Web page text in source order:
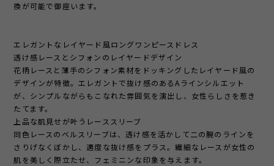
換が可能で御座います。
エレガントなレイヤード風ロングワンピースドレス
透け感レースとシフォンのレイヤードデザイン
花柄レースと薄手のシフォン素材をドッキングしたレイヤード風の
デザインが特徴。エレガントで抜け感のあるAラインシルエット
が、シンプルながらもこなれた雰囲気を演出し、女性らしさを惹き
たてます。
上品な肌見せが叶うレーススリーブ
同色レースのベルスリーブは、透け感を活かして二の腕のラインを
さりげなくぼかし、適度な抜け感をプラス。繊細なレースが女性の
肌を美しく際立たせ、フェミニンな印象を与えます。